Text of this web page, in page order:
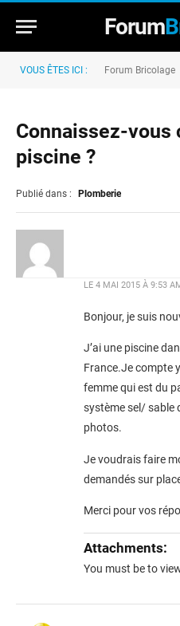
Forum
VOUS ÊTES ICI : Forum Bricolage
Connaissez-
piscine ?
Publié dans : Plomberie
LE 4 MAI 2015 À 9:53
Bonjour, je suis
J’ai une piscine
France.Je compte
femme qui est du
système sel/ sable
photos.
Je voudrais faire
demandés sur
Merci pour vos
Attachments:
You must beto